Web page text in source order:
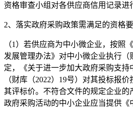
资格审查小组对各供应商信用记录进
2、落实政府采购政策需满足的资格要
（1 ） 若供应商为中小微企业，按照
发展管理办法》对中小微企业执行（
定，《关于进一步加大政府采购支持
（财库（2022）19号）对其投标报价
其评标价。不符合文件的规定企业的
政府采购活动的中小企业应当提供《